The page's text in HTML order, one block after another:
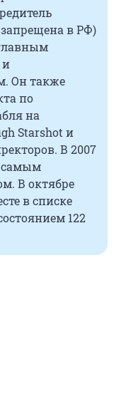
в РФ)
и
Он также
по
на
Starshot и
В 2007
самым
В октябре
в списке
122